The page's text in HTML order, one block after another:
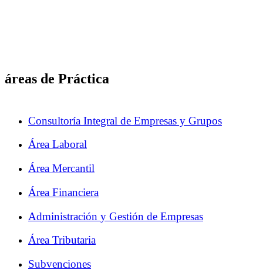
áreas de Práctica
Consultoría Integral de Empresas y Grupos
Área Laboral
Área Mercantil
Área Financiera
Administración y Gestión de Empresas
Área Tributaria
Subvenciones